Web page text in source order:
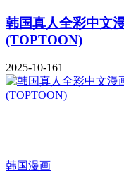
韩国真人全彩中文
(TOPTOON)
2025-10-161
韩国漫画